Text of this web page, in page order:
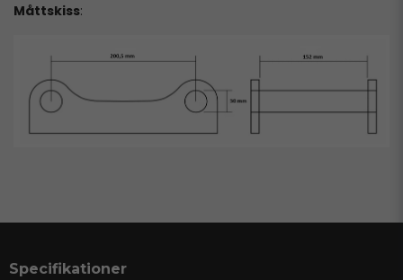
Måttskiss:
Specifikationer